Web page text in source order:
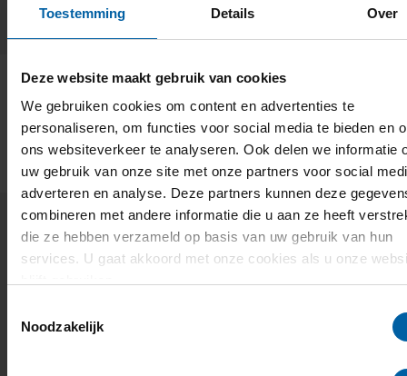
Toestemming Details Over
Deze website maakt gebruik van cookies
We gebruiken cookies om content en advertenties te
personaliseren, om functies voor social media te bieden en
ons websiteverkeer te analyseren. Ook delen we informatie
uw gebruik van onze site met onze partners voor social
adverteren en analyse. Deze partners kunnen deze
combineren met andere informatie die u aan ze heeft
die ze hebben verzameld op basis van uw gebruik van hun
services. U gaat akkoord met onze cookies als u onze
Noodzakelijk
Research & Development nieuws